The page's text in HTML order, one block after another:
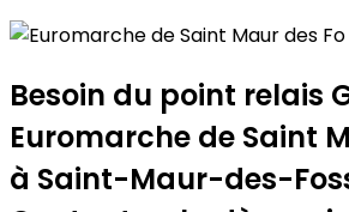
Euromarche de Saint Maur
+
−
Besoin du point relais
Euromarche de Saint
à Saint-Maur-des-